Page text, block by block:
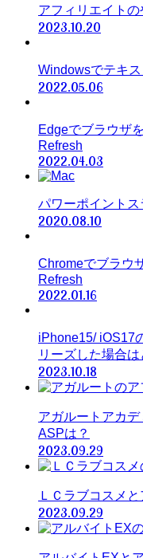
アフィリエイトの
2023.10.20
Windowsでテキ
2022.05.06
Edgeでブラウザ
Refresh
2022.04.03
パワーポイント
2020.08.10
Chromeでブラウ
Refresh
2022.01.16
iPhone15/ iOS17
リーズした場合
2023.10.18
アガルートアカ
ASPは？
2023.09.29
ＬＣラブコスメ
2023.09.29